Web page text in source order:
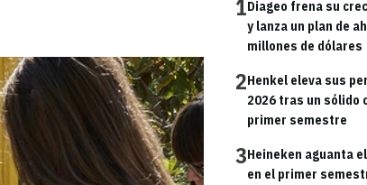
1Diageo frena su
y lanza un plan de
millones de dólares
2Henkel eleva sus
2026 tras un sólido
primer semestre
3Heineken aguanta
en el primer